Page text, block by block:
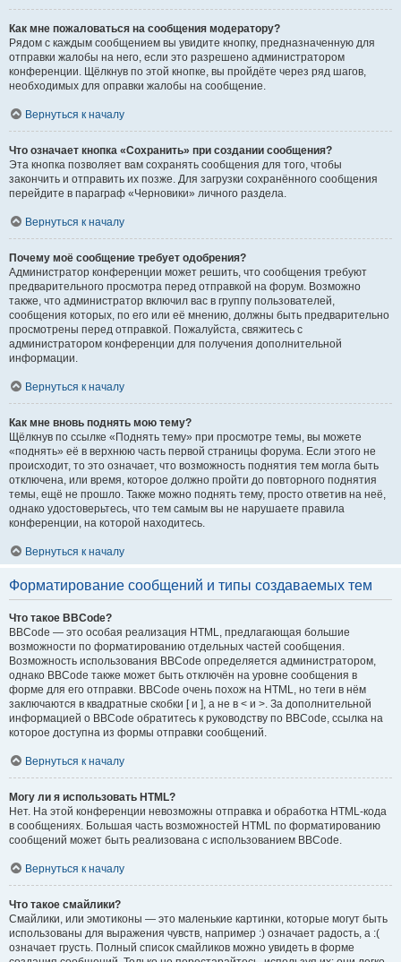
Как мне пожаловаться на сообщения модератору?
Рядом с каждым сообщением вы увидите кнопку, предназначенную для
отправки жалобы на него, если это разрешено администратором
конференции. Щёлкнув по этой кнопке, вы пройдёте через ряд шагов,
необходимых для оправки жалобы на сообщение.
Вернуться к началу
Что означает кнопка «Сохранить» при создании сообщения?
Эта кнопка позволяет вам сохранять сообщения для того, чтобы
закончить и отправить их позже. Для загрузки сохранённого сообщения
перейдите в параграф «Черновики» личного раздела.
Вернуться к началу
Почему моё сообщение требует одобрения?
Администратор конференции может решить, что сообщения требуют
предварительного просмотра перед отправкой на форум. Возможно
также, что администратор включил вас в группу пользователей,
сообщения которых, по его или её мнению, должны быть предварительно
просмотрены перед отправкой. Пожалуйста, свяжитесь с
администратором конференции для получения дополнительной
информации.
Вернуться к началу
Как мне вновь поднять мою тему?
Щёлкнув по ссылке «Поднять тему» при просмотре темы, вы можете
«поднять» её в верхнюю часть первой страницы форума. Если этого не
происходит, то это означает, что возможность поднятия тем могла быть
отключена, или время, которое должно пройти до повторного поднятия
темы, ещё не прошло. Также можно поднять тему, просто ответив на неё,
однако удостоверьтесь, что тем самым вы не нарушаете правила
конференции, на которой находитесь.
Вернуться к началу
Форматирование сообщений и типы создаваемых тем
Что такое BBCode?
BBCode — это особая реализация HTML, предлагающая большие
возможности по форматированию отдельных частей сообщения.
Возможность использования BBCode определяется администратором,
однако BBCode также может быть отключён на уровне сообщения в
форме для его отправки. BBCode очень похож на HTML, но теги в нём
заключаются в квадратные скобки [ и ], а не в < и >. За дополнительной
информацией о BBCode обратитесь к руководству по BBCode, ссылка на
которое доступна из формы отправки сообщений.
Вернуться к началу
Могу ли я использовать HTML?
Нет. На этой конференции невозможны отправка и обработка HTML-кода
в сообщениях. Большая часть возможностей HTML по форматированию
сообщений может быть реализована с использованием BBCode.
Вернуться к началу
Что такое смайлики?
Смайлики, или эмотиконы — это маленькие картинки, которые могут быть
использованы для выражения чувств, например :) означает радость, а :(
означает грусть. Полный список смайликов можно увидеть в форме